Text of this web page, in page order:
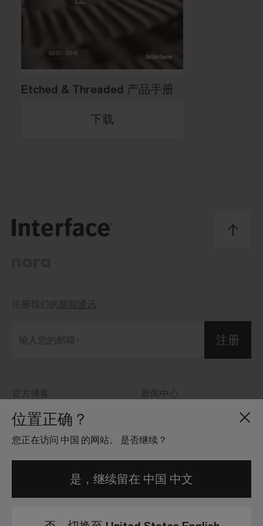
位置正确？
您正在访问 中国 的网站。 是否继续？
是，继续留在 中国 中文
Etched & Threaded 产品手册
下载
官方博客
关于我们
招贤纳士
新闻中心
社区准则
注册我们的新闻通讯
输入您的邮箱 注册